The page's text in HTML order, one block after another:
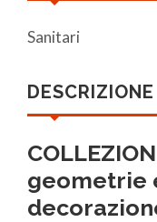
Sanitari
geometrie